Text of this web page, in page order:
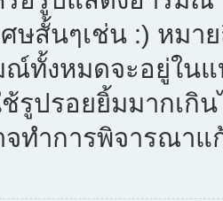
ษสั้นๆเช่น :) หมา
ณ์ทั้งหมดจะอยู่ใน
รูปรอยยิ้มมากเกิ
จทำการพิจารณา